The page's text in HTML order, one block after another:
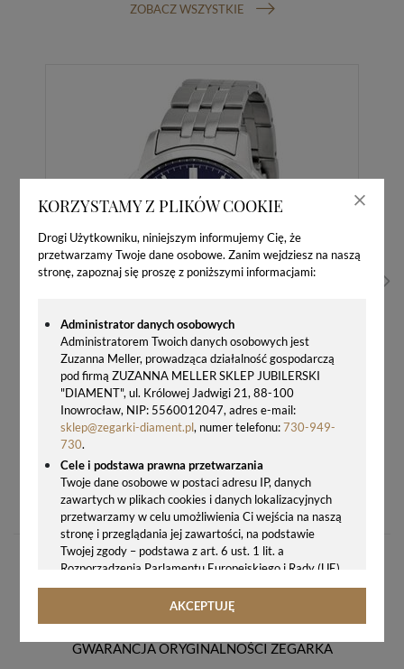
KORZYSTAMY Z PLIKÓW COOKIE
Drogi Użytkowniku, niniejszym informujemy Cię, że
przetwarzamy Twoje dane osobowe. Zanim wejdziesz na naszą
stronę, zapoznaj się proszę z poniższymi informacjami:
Administrator danych osobowych
Administratorem Twoich danych osobowych jest
Zuzanna Meller, prowadząca działalność gospodarczą
pod firmą ZUZANNA MELLER SKLEP JUBILERSKI
"DIAMENT", ul. Królowej Jadwigi 21, 88-100
Inowrocław, NIP: 5560012047, adres e-mail:
sklep@zegarki-diament.pl, numer telefonu:730-949-
730.
Cele i podstawa prawna przetwarzania
Twoje dane osobowe w postaci adresu IP, danych
zawartych w plikach cookies i danych lokalizacyjnych
przetwarzamy w celu umożliwienia Ci wejścia na naszą
stronę i przeglądania jej zawartości, na podstawie
Twojej zgody – podstawa z art. 6 ust. 1 lit. a
Rozporządzenia Parlamentu Europejskiego i Rady (UE)
2016/679 z 27.04.2016 r. w sprawie ochrony osób
fizycznych w związku z przetwarzaniem danych
rozporządzenie o ochronie danych, tj. RODO).
AKCEPTUJĘ
ZOBACZ WSZYSTKIE
1400,00 zł
GWARANCJA ORYGINALNOŚCI ZEGARKA